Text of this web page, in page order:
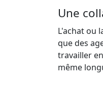
Une
L'achat ou
que des
travailler
même